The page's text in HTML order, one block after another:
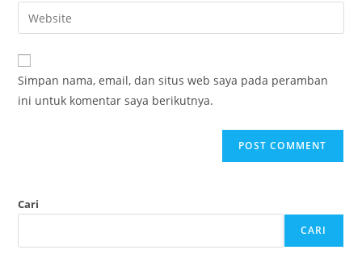
Simpan nama, email, dan situs web saya pada peramban
ini untuk komentar saya berikutnya.
Cari
CARI